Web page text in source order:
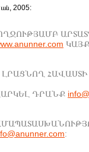
2005:
ՀԱՎԱՍՏԻ
ԴՐԱՆՔ
: